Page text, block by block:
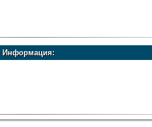
Информация: